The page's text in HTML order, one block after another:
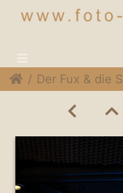
Der Fux & die SymPartie @ Soulveranda, 21. Juni 2015